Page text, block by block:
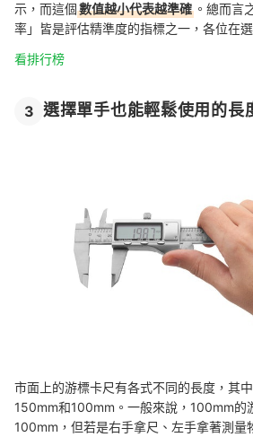
示，而這個 數值越小代表越準確 。總而言
率」皆是評估精準度的指標之一，各位在
看排行榜
3 選擇單手也能輕鬆使用的長
市面上的游標卡尺有各式不同的長度，其
150mm和100mm。一般來說，100mm的
100mm，但若是右手拿尺、左手拿著測量